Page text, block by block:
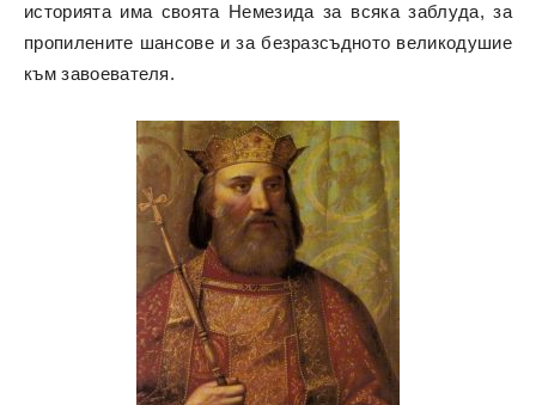
историята има своята Немезида за всяка заблуда, за
пропилените шансове и за безразсъдното великодушие
към завоевателя.